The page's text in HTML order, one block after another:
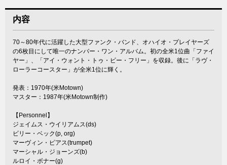
内容
70～80年代に活躍した大型ファンク・バンド、オハイオ・プレイヤーズ
の6枚目にして唯一のナンバー・ワン・アルバム。初の全米1位曲「ファイ
ヤー」、「アイ・ウォント・トゥ・ビー・フリー」を収録。後に「ラヴ・
ローラーコースター」が全米1位に輝く。
発表：1970年(米Motown)
マスター：1987年(米Motown制作)
【Personnel】
ジェイムス・ウイリアムス(ds)
ビリー・ベック(p, org)
マーヴィン・ピアス(trumpet)
マーシャル・ジョーンズ(b)
ルロイ・ボナー(g)